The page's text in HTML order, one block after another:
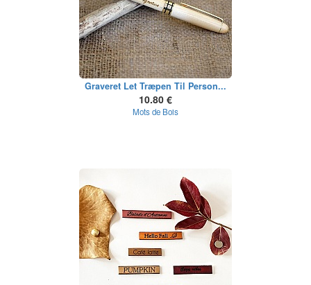
Graveret Let Træpen Til Person...
10.80 €
Mots de Bois